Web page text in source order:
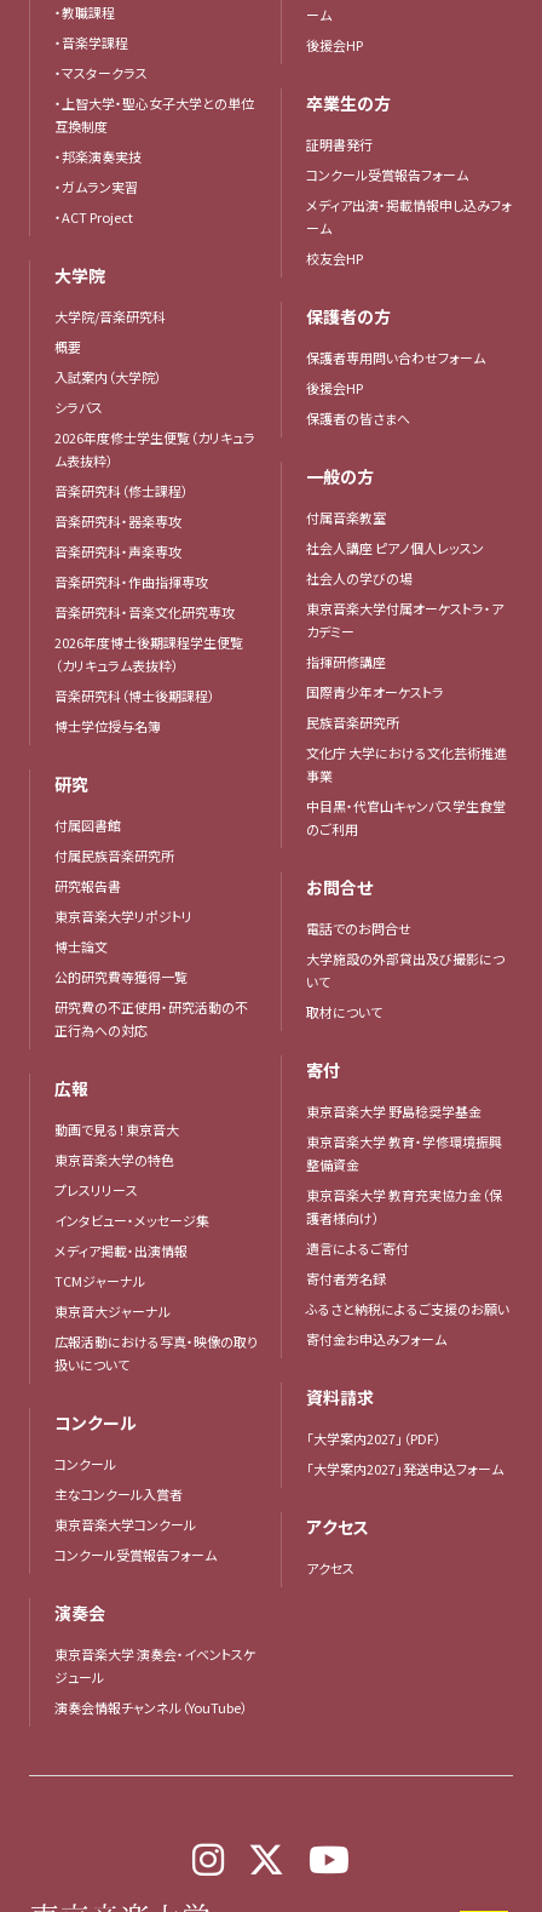
・教職課程
・音楽学課程
・マスタークラス
・上智大学・聖心女子大学との単位
互換制度
・邦楽演奏実技
・ガムラン実習
・ACT Project
大学院
大学院/音楽研究科
概要
入試案内（大学院）
シラバス
2026年度修士学生便覧（カリキュラ
ム表抜粋）
音楽研究科（修士課程）
音楽研究科・器楽専攻
音楽研究科・声楽専攻
音楽研究科・作曲指揮専攻
音楽研究科・音楽文化研究専攻
2026年度博士後期課程学生便覧
（カリキュラム表抜粋）
音楽研究科（博士後期課程）
博士学位授与名簿
研究
付属図書館
付属民族音楽研究所
研究報告書
東京音楽大学リポジトリ
博士論文
公的研究費等獲得一覧
研究費の不正使用・研究活動の不
正行為への対応
広報
動画で見る！東京音大
東京音楽大学の特色
プレスリリース
インタビュー・メッセージ集
メディア掲載・出演情報
TCMジャーナル
東京音大ジャーナル
広報活動における写真・映像の取り
扱いについて
コンクール
コンクール
主なコンクール入賞者
東京音楽大学コンクール
コンクール受賞報告フォーム
演奏会
東京音楽大学 演奏会・イベントスケ
ジュール
演奏会情報チャンネル（YouTube）
ーム
後援会HP
卒業生の方
証明書発行
コンクール受賞報告フォーム
メディア出演・掲載情報申し込みフォ
ーム
校友会HP
保護者の方
保護者専用問い合わせフォーム
後援会HP
保護者の皆さまへ
一般の方
付属音楽教室
社会人講座 ピアノ個人レッスン
社会人の学びの場
東京音楽大学付属オーケストラ・ア
カデミー
指揮研修講座
国際青少年オーケストラ
民族音楽研究所
文化庁 大学における文化芸術推進
事業
中目黒・代官山キャンパス学生食堂
のご利用
お問合せ
電話でのお問合せ
大学施設の外部貸出及び撮影につ
いて
取材について
寄付
東京音楽大学 野島稔奨学基金
東京音楽大学 教育・学修環境振興
整備資金
東京音楽大学 教育充実協力金（保
護者様向け）
遺言によるご寄付
寄付者芳名録
ふるさと納税によるご支援のお願い
寄付金お申込みフォーム
資料請求
「大学案内2027」（PDF）
「大学案内2027」発送申込フォーム
アクセス
アクセス